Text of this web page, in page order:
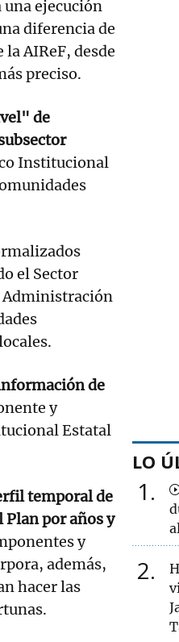
ejecución
diferencia de
AIReF, desde
preciso.
de
Institucional
el Sector
de
y
Estatal
temporal de
por años y
y
además,
hacer las
LO
1
2